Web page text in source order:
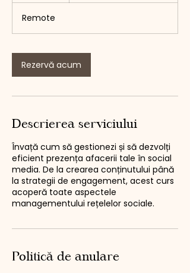
Remote
Rezervă acum
Descrierea serviciului
Învață cum să gestionezi și să dezvolți
eficient prezența afacerii tale în social
media. De la crearea conținutului până
la strategii de engagement, acest curs
acoperă toate aspectele
managementului rețelelor sociale.
Politică de anulare